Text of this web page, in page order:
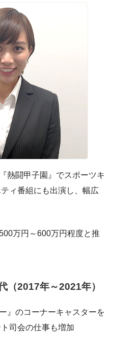
熱闘甲子園』でスポーツキ
ィ番組にも出演し、幅広
万円～600万円程度と推
（2017年～2021年）
』のコーナーキャスターを
司会の仕事も増加